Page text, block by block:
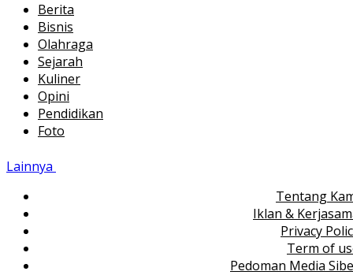
Berita
Bisnis
Olahraga
Sejarah
Kuliner
Opini
Pendidikan
Foto
Lainnya
Tentang
Iklan &
Privacy
Term of
Pedoman Media